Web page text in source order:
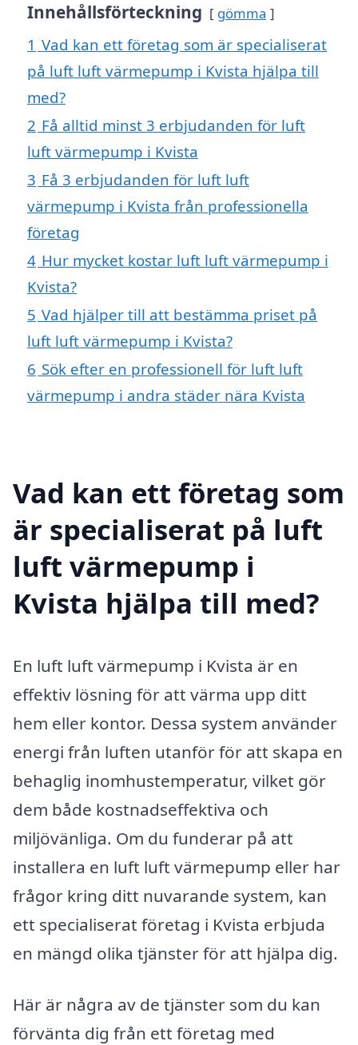
Innehållsförteckning gömma
1 Vad kan ett företag som är specialiserat
på luft luft värmepump i Kvista hjälpa till
med?
2 Få alltid minst 3 erbjudanden för luft
luft värmepump i Kvista
3 Få 3 erbjudanden för luft luft
värmepump i Kvista från professionella
företag
4 Hur mycket kostar luft luft värmepump i
Kvista?
5 Vad hjälper till att bestämma priset på
luft luft värmepump i Kvista?
6 Sök efter en professionell för luft luft
värmepump i andra städer nära Kvista
Vad kan ett företag som
är specialiserat på luft
luft värmepump i
Kvista hjälpa till med?
En luft luft värmepump i Kvista är en
effektiv lösning för att värma upp ditt
hem eller kontor. Dessa system använder
energi från luften utanför för att skapa en
behaglig inomhustemperatur, vilket gör
dem både kostnadseffektiva och
miljövänliga. Om du funderar på att
installera en luft luft värmepump eller har
frågor kring ditt nuvarande system, kan
ett specialiserat företag i Kvista erbjuda
en mängd olika tjänster för att hjälpa dig.
Här är några av de tjänster som du kan
förvänta dig från ett företag med